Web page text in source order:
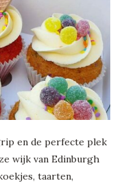
en de perfecte plek
wijk van Edinburgh
taarten,